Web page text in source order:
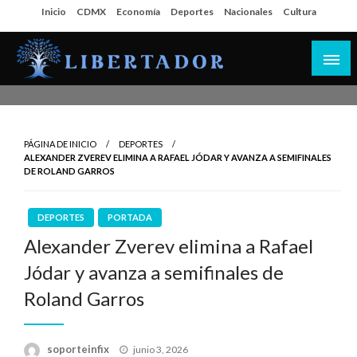
al
contenido
Inicio CDMX Economía Deportes Nacionales Cultura
PÁGINA DE INICIO
DEPORTES
ALEXANDER ZVEREV ELIMINA A RAFAEL JÓDAR Y AVANZA A SEMIFINALES
DE ROLAND GARROS
DEPORTES PORTADA
Alexander Zverev elimina a Rafael
Jódar y avanza a semifinales de
Roland Garros
soporteinfix
Publicado
junio 3, 2026